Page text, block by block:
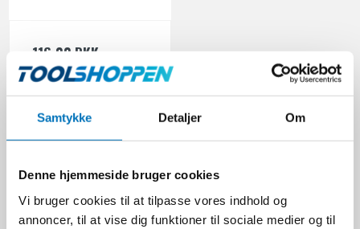
Samtykke Detaljer Om
Denne hjemmeside bruger cookies
Vi bruger cookies til at tilpasse vores indhold og
annoncer, til at vise dig funktioner til sociale medier og til
116,00 DKK
Ekskl. moms
VIS PRODUKT
Rekylfri hamre er en vigtig del af værktøjskassen for håndværkere
Toolshoppen.dk tilbyder vi et omfattende udvalg af rekylfri hamre
fra mærket PROBUILDER, der er kendt for deres pålidelighed og